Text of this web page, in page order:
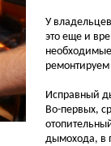
У
это еще и
Исправный
Во-первых,
дымохода, в